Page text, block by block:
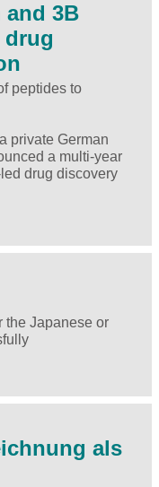
3B
drug
peptides to
private German
a multi-year
drug discovery
the Japanese or
als